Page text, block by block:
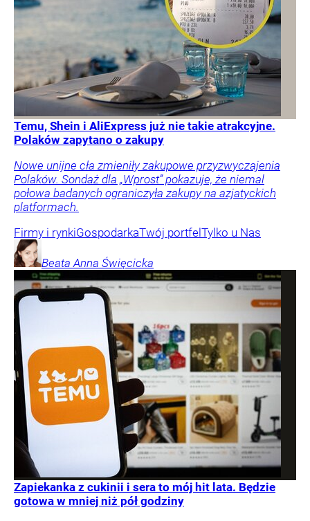
Temu, Shein i AliExpress już nie takie atrakcyjne.
Polaków zapytano o zakupy
Nowe unijne cła zmieniły zakupowe przyzwyczajenia
Polaków. Sondaż dla „Wprost” pokazuje, że niemal
połowa badanych ograniczyła zakupy na azjatyckich
platformach.
Firmy i rynkiGospodarkaTwój portfelTylko u Nas
Beata Anna Święcicka
Zapiekanka z cukinii i sera to mój hit lata. Będzie
gotowa w mniej niż pół godziny